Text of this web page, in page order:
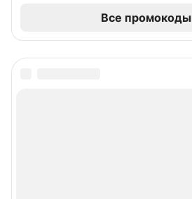
Все промокоды